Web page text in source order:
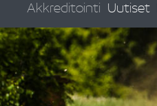
Akkreditointi Uutiset